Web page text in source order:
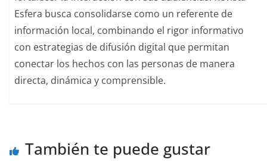
Esfera busca consolidarse como un referente de
información local, combinando el rigor informativo
con estrategias de difusión digital que permitan
conectar los hechos con las personas de manera
directa, dinámica y comprensible.
También te puede gustar